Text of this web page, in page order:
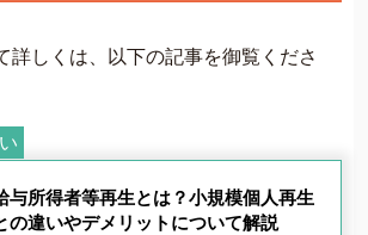
詳しくは、以下の記事を御覧くださ
与所得者等再生とは？小規模個人再生
の違いやデメリットについて解説